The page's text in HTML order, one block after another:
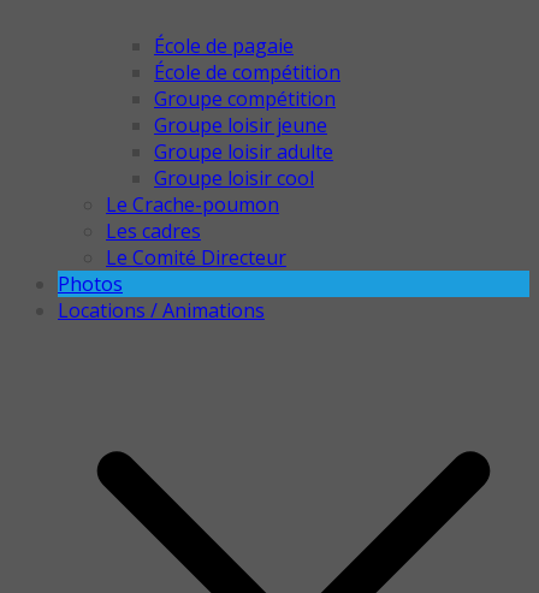
École de pagaie
École de compétition
Groupe compétition
Groupe loisir jeune
Groupe loisir adulte
Groupe loisir cool
Le Crache-poumon
Les cadres
Le Comité Directeur
Photos
Locations / Animations